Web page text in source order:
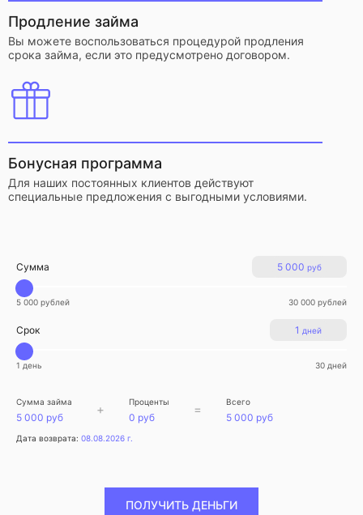
Продление займа
Вы можете воспользоваться процедурой продления
срока займа, если это предусмотрено договором.
Бонусная программа
Для наших постоянных клиентов действуют
специальные предложения с выгодными условиями.
5 000 руб
Сумма
5 000 рублей 30 000 рублей
1 дней
Срок
1 день 30 дней
Сумма займа
5 000 руб
+ Проценты
0 руб
= Всего
5 000 руб
Дата возврата: 08.08.2026 г.
ПОЛУЧИТЬ ДЕНЬГИ